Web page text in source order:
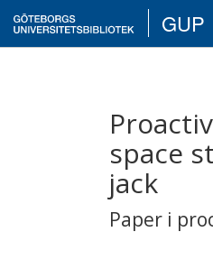
GUP
space
jack
Paper i